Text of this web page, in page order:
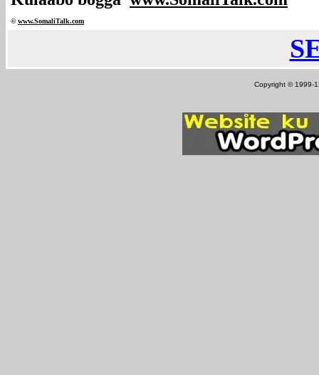
©www.SomaliTalk.com
Copyright © 1999-